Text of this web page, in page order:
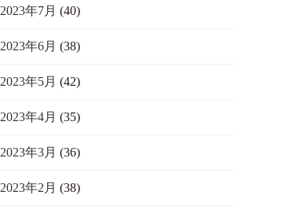
2023年7月 (40)
2023年6月 (38)
2023年5月 (42)
2023年4月 (35)
2023年3月 (36)
2023年2月 (38)